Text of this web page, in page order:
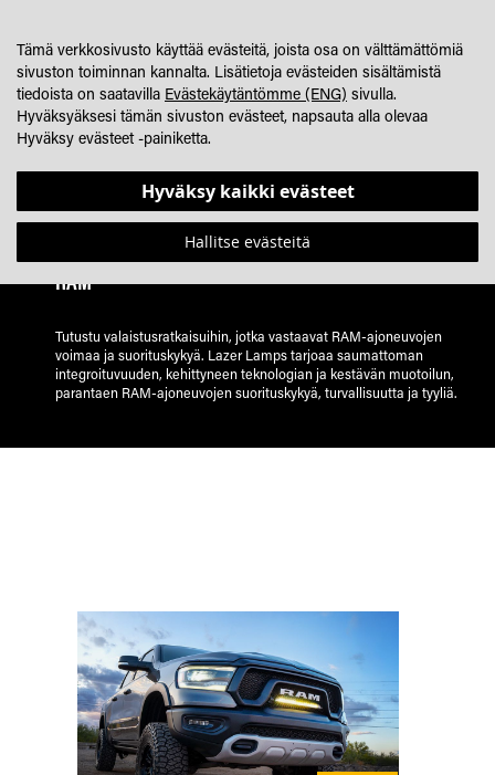
CONTENT
RAM
Tutustu valaistusratkaisuihin, jotka vastaavat RAM-ajoneuvojen
voimaa ja suorituskykyä. Lazer Lamps tarjoaa saumattoman
integroituvuuden, kehittyneen teknologian ja kestävän muotoilun,
parantaen RAM-ajoneuvojen suorituskykyä, turvallisuutta ja tyyliä.
Tämä verkkosivusto käyttää evästeitä, joista osa on välttämättömiä
sivuston toiminnan kannalta. Lisätietoja evästeiden sisältämistä
tiedoista on saatavilla Evästekäytäntömme (ENG) sivulla.
Hyväksyäksesi tämän sivuston evästeet, napsauta alla olevaa
Hyväksy evästeet -painiketta.
Hyväksy kaikki evästeet
Hallitse evästeitä